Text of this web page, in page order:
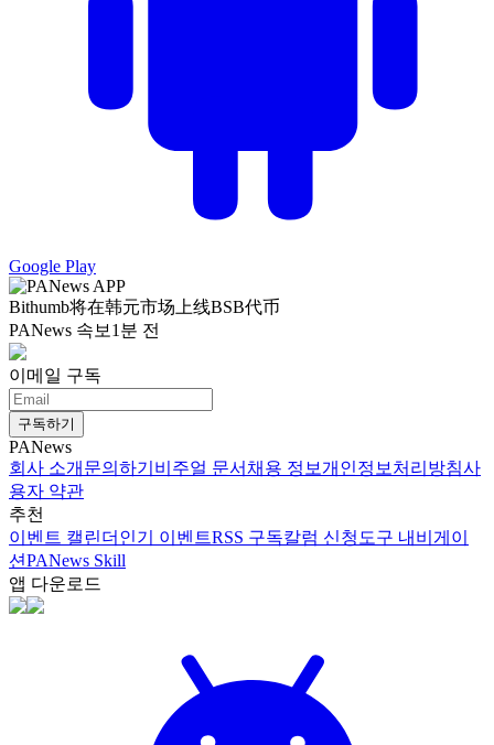
Google Play
Bithumb将在韩元市场上线BSB代币
PANews 속보1분 전
이메일 구독
구독하기
PANews
회사 소개 문의하기 비주얼 문서채용 정보개인정보처리방침사
용자 약관
추천
이벤트 캘린더 인기 이벤트RSS 구독칼럼 신청도구 내비게이
션PANews Skill
앱 다운로드